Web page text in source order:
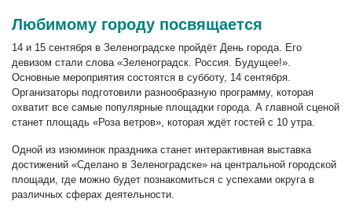
Любимому городу посвящается
14 и 15 сентября в Зеленоградске пройдёт День города. Его
девизом стали слова «Зеленоградск. Россия. Будущее!».
Основные мероприятия состоятся в субботу, 14 сентября.
Организаторы подготовили разнообразную программу, которая
охватит все самые популярные площадки города. А главной сценой
станет площадь «Роза ветров», которая ждёт гостей с 10 утра.
Одной из изюминок праздника станет интерактивная выставка
достижений «Сделано в Зеленоградске» на центральной городской
площади, где можно будет познакомиться с успехами округа в
различных сферах деятельности.